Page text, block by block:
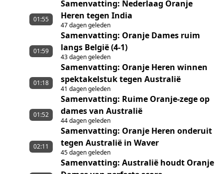
Samenvatting: Nederlaag Oranje
Heren tegen India
47 dagen geleden
01:55
Samenvatting: Oranje Dames ruim
langs België (4-1)
43 dagen geleden
01:59
Samenvatting: Oranje Heren winnen
spektakelstuk tegen Australië
41 dagen geleden
01:18
Samenvatting: Ruime Oranje-zege op
dames van Australië
44 dagen geleden
01:52
Samenvatting: Oranje Heren onderuit
tegen Australië in Waver
45 dagen geleden
02:11
Samenvatting: Australië houdt Oranje